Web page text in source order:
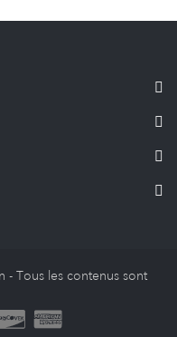
Tous les contenus sont